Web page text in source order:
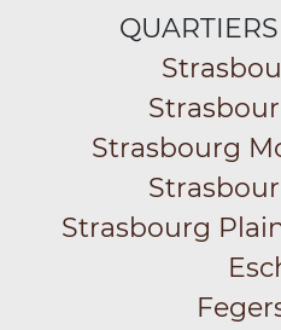
Strasbourg
Strasbourg